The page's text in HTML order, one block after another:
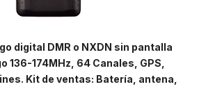
digital DMR o NXDN sin pantalla
136-174MHz, 64 Canales, GPS,
Kit de ventas: Batería, antena,